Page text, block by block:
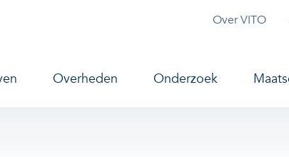
Over VITO
Overheden Onderzoek